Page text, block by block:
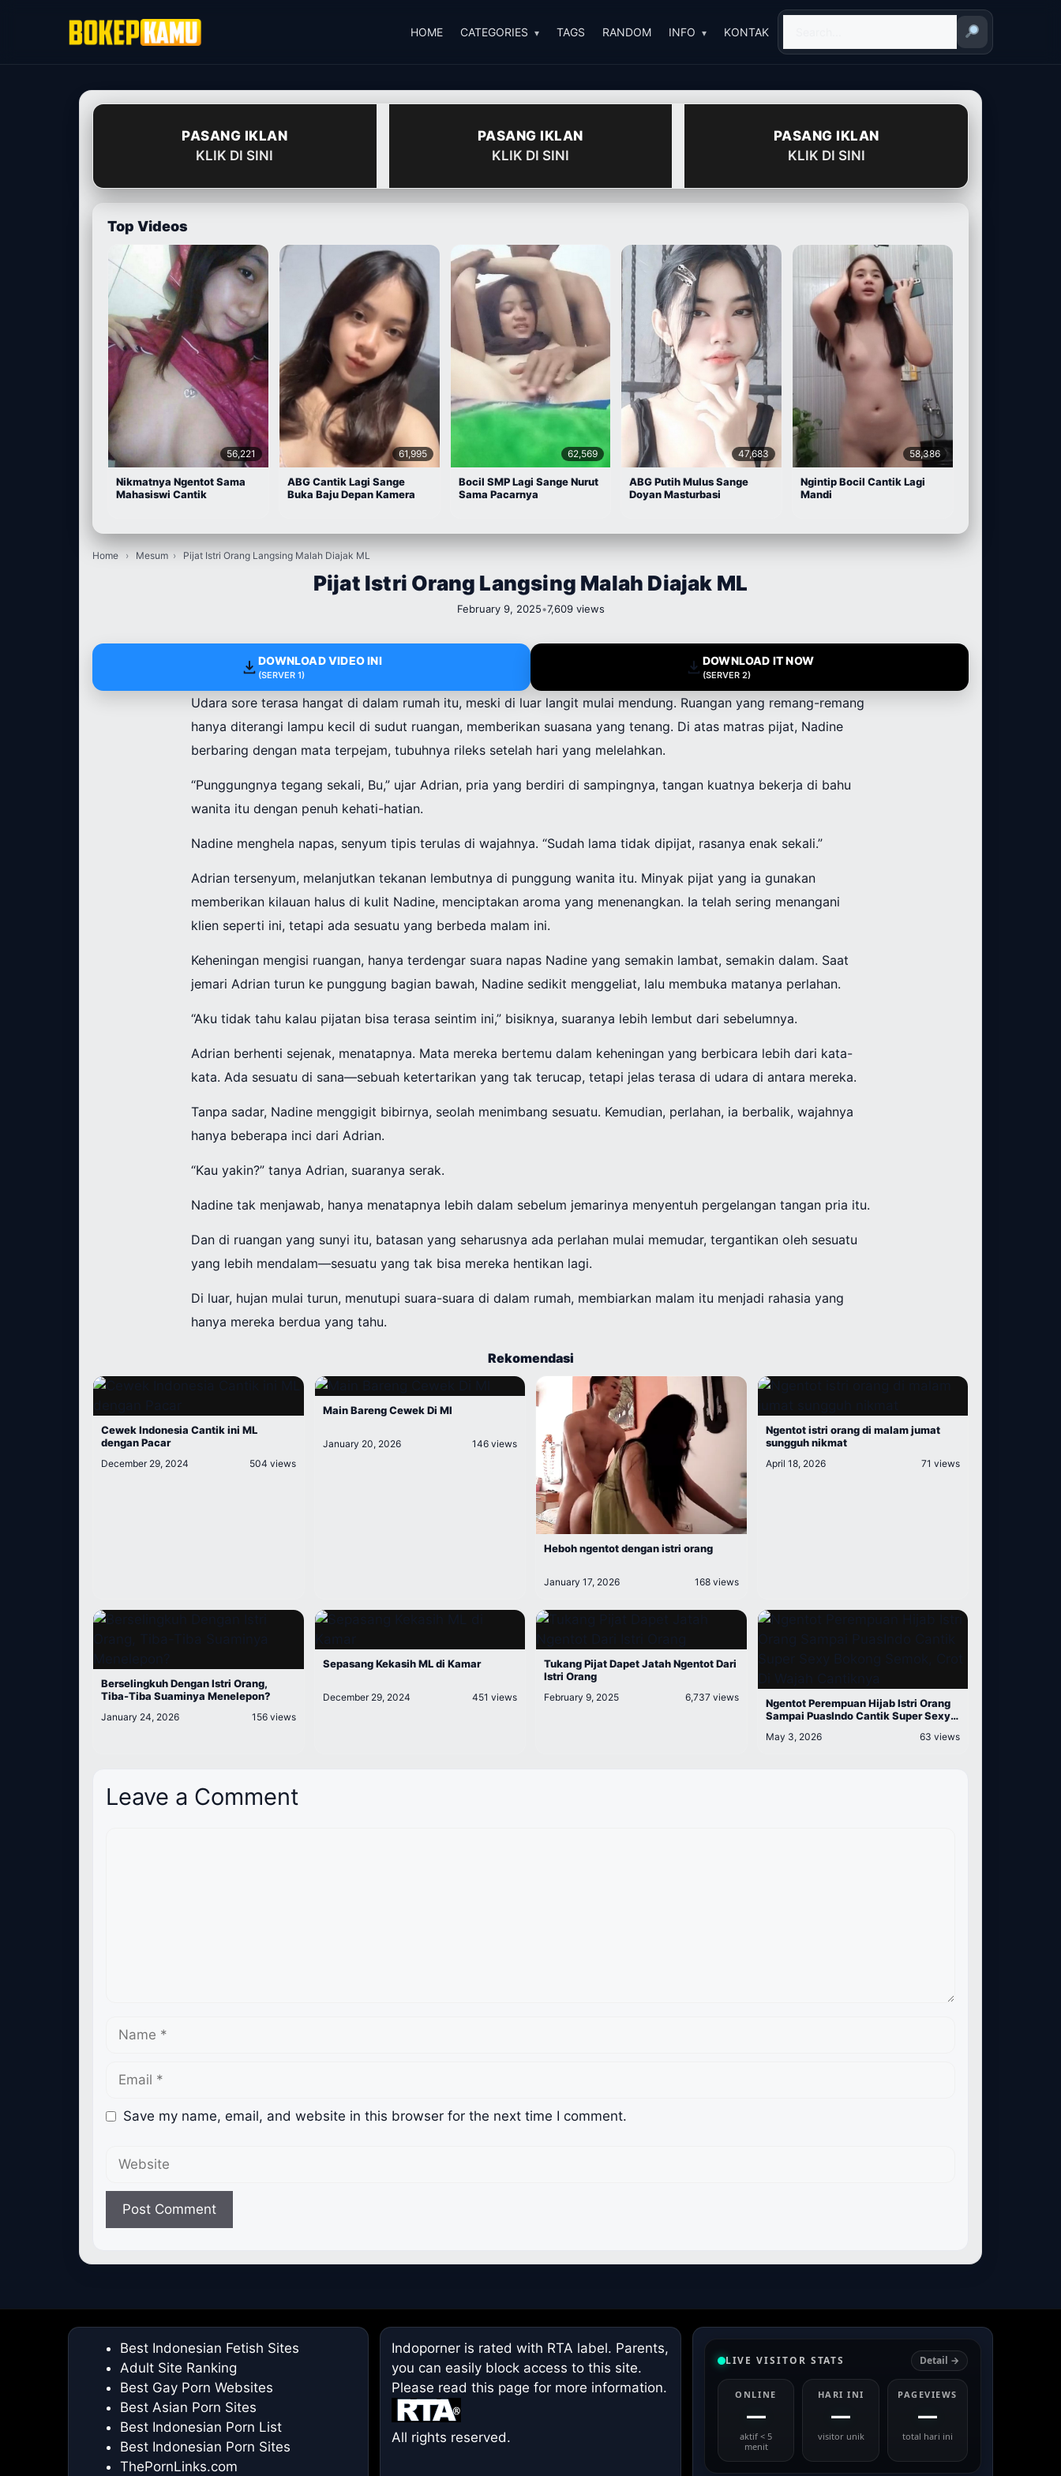
HOME CATEGORIES TAGS RANDOM INFO KONTAK
PASANG IKLAN
KLIK DI SINI
PASANG IKLAN
KLIK DI SINI
PASANG IKLAN
KLIK DI SINI
Top Videos
56,221
Nikmatnya Ngentot Sama
Mahasiswi Cantik
61,995
ABG Cantik Lagi Sange
Buka Baju Depan Kamera
62,569
Bocil SMP Lagi Sange Nurut
Sama Pacarnya
47,683
ABG Putih Mulus Sange
Doyan Masturbasi
58,386
Ngintip Bocil Cantik Lagi
Mandi
Home › Mesum › Pijat Istri Orang Langsing Malah Diajak ML
Pijat Istri Orang Langsing Malah Diajak ML
February 9, 2025•7,609 views
DOWNLOAD VIDEO INI
(SERVER 1)
DOWNLOAD IT NOW
(SERVER 2)
Udara sore terasa hangat di dalam rumah itu, meski di luar langit mulai mendung. Ruangan yang remang-remang
hanya diterangi lampu kecil di sudut ruangan, memberikan suasana yang tenang. Di atas matras pijat, Nadine
berbaring dengan mata terpejam, tubuhnya rileks setelah hari yang melelahkan.
“Punggungnya tegang sekali, Bu,” ujar Adrian, pria yang berdiri di sampingnya, tangan kuatnya bekerja di bahu
wanita itu dengan penuh kehati-hatian.
Nadine menghela napas, senyum tipis terulas di wajahnya. “Sudah lama tidak dipijat, rasanya enak sekali.”
Adrian tersenyum, melanjutkan tekanan lembutnya di punggung wanita itu. Minyak pijat yang ia gunakan
memberikan kilauan halus di kulit Nadine, menciptakan aroma yang menenangkan. Ia telah sering menangani
klien seperti ini, tetapi ada sesuatu yang berbeda malam ini.
Keheningan mengisi ruangan, hanya terdengar suara napas Nadine yang semakin lambat, semakin dalam. Saat
jemari Adrian turun ke punggung bagian bawah, Nadine sedikit menggeliat, lalu membuka matanya perlahan.
“Aku tidak tahu kalau pijatan bisa terasa seintim ini,” bisiknya, suaranya lebih lembut dari sebelumnya.
Adrian berhenti sejenak, menatapnya. Mata mereka bertemu dalam keheningan yang berbicara lebih dari kata-
kata. Ada sesuatu di sana—sebuah ketertarikan yang tak terucap, tetapi jelas terasa di udara di antara mereka.
Tanpa sadar, Nadine menggigit bibirnya, seolah menimbang sesuatu. Kemudian, perlahan, ia berbalik, wajahnya
hanya beberapa inci dari Adrian.
“Kau yakin?” tanya Adrian, suaranya serak.
Nadine tak menjawab, hanya menatapnya lebih dalam sebelum jemarinya menyentuh pergelangan tangan pria itu.
Dan di ruangan yang sunyi itu, batasan yang seharusnya ada perlahan mulai memudar, tergantikan oleh sesuatu
yang lebih mendalam—sesuatu yang tak bisa mereka hentikan lagi.
Di luar, hujan mulai turun, menutupi suara-suara di dalam rumah, membiarkan malam itu menjadi rahasia yang
hanya mereka berdua yang tahu.
Rekomendasi
Cewek Indonesia Cantik ini ML
dengan Pacar
December 29, 2024 504 views
Main Bareng Cewek Di Ml
January 20, 2026 146 views
Heboh ngentot dengan istri orang
January 17, 2026 168 views
Ngentot istri orang di malam jumat
sungguh nikmat
April 18, 2026 71 views
Berselingkuh Dengan Istri Orang,
Tiba-Tiba Suaminya Menelepon?
January 24, 2026 156 views
Sepasang Kekasih ML di Kamar
December 29, 2024 451 views
Tukang Pijat Dapet Jatah Ngentot Dari
Istri Orang
February 9, 2025 6,737 views
Ngentot Perempuan Hijab Istri Orang
Sampai PuasIndo Cantik Super Sexy
Cantiknya
May 3, 2026 63 views
Leave a Comment
Save my name, email, and website in this browser for the next time I comment.
Website
Best Indonesian Fetish Sites
Adult Site Ranking
Best Gay Porn Websites
Best Asian Porn Sites
Best Indonesian Porn List
Best Indonesian Porn Sites
ThePornLinks.com
Indoporner is rated with RTA label. Parents,
you can easily block access to this site.
Please readthis page for more information.
All rights reserved.
LIVE VISITOR STATS Detail →
ONLINE
—
aktif < 5
menit
HARI INI
—
visitor unik
PAGEVIEWS
—
total hari ini